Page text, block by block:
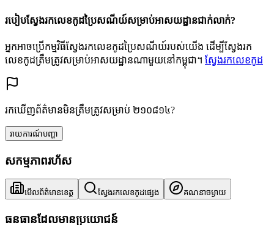
របៀបស្វែងរកលេខកូដប្រៃសណីយ៍សម្រាប់អាសយដ្ឋានជាក់លាក់?
អ្នកអាចប្រើកម្មវិធីស្វែងរកលេខកូដប្រៃសណីយ៍របស់យើង ដើម្បីស្វែងរក
លេខកូដត្រឹមត្រូវសម្រាប់អាសយដ្ឋានណាមួយនៅកម្ពុជា។ ស្វែងរកលេខកូដ
រកឃើញព័ត៌មានមិនត្រឹមត្រូវសម្រាប់ ២១០៨១៤?
រាយការណ៍បញ្ហា
សកម្មភាពរហ័ស
មើលព័ត៌មានខេត្ត ស្វែងរកលេខកូដផ្សេង គណនាចម្ងាយ
ធនធានដែលមានប្រយោជន៍